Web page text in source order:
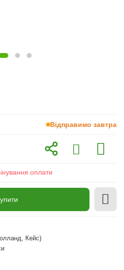
Відправимо завтра
оплати
Кейс)